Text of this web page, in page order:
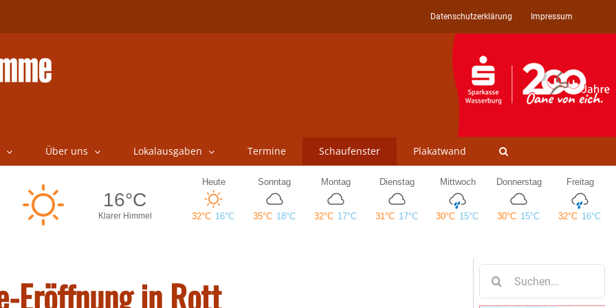
Datenschutzerklärung Impressum
Über uns Lokalausgaben Termine Schaufenster Plakatwand
Eröffnung in Rott
nach: